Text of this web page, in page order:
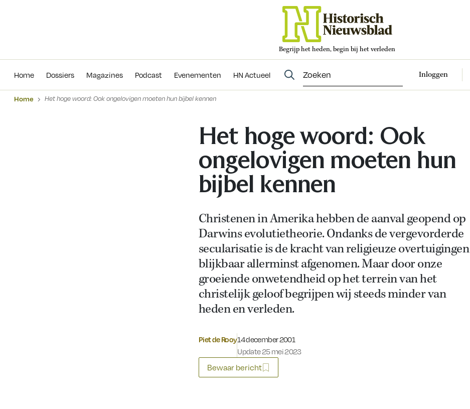
Begrijp het heden, begin bij het verleden
Home Dossiers Magazines Podcast Evenementen HN Actueel Inloggen
Evenementen
Home Het hoge woord: Ook ongelovigen moeten hun bijbel kennen
Het hoge woord: Ook
ongelovigen moeten hun
bijbel kennen
Christenen in Amerika hebben de aanval geopend op
Darwins evolutietheorie. Ondanks de vergevorderde
secularisatie is de kracht van religieuze overtuigingen
blijkbaar allerminst afgenomen. Maar door onze
groeiende onwetendheid op het terrein van het
christelijk geloof begrijpen wij steeds minder van
heden en verleden.
Piet de RooyGepubliceerd op:
14 december 2001
Update 25 mei 2023
Bewaar bericht